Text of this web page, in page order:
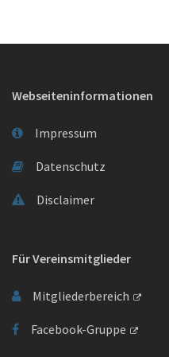
Webseiteninformationen
Impressum
Datenschutz
Disclaimer
Für Vereinsmitglieder
Mitgliederbereich
Facebook-Gruppe